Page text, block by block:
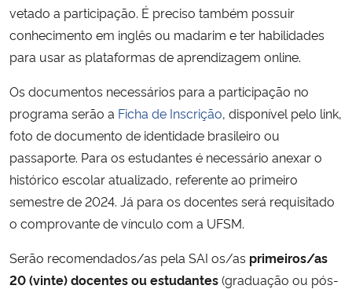
Planalto
vetado a participação. É preciso também possuir
conhecimento em inglês ou madarim e ter habilidades
para usar as plataformas de aprendizagem online.
Os documentos necessários para a participação no
programa serão a Ficha de Inscrição, disponível pelo link,
foto de documento de identidade brasileiro ou
passaporte. Para os estudantes é necessário anexar o
histórico escolar atualizado, referente ao primeiro
semestre de 2024. Já para os docentes será requisitado
o comprovante de vínculo com a UFSM.
Serão recomendados/as pela SAI os/as primeiros/as
20 (vinte) docentes ou estudantes(graduação ou pós-